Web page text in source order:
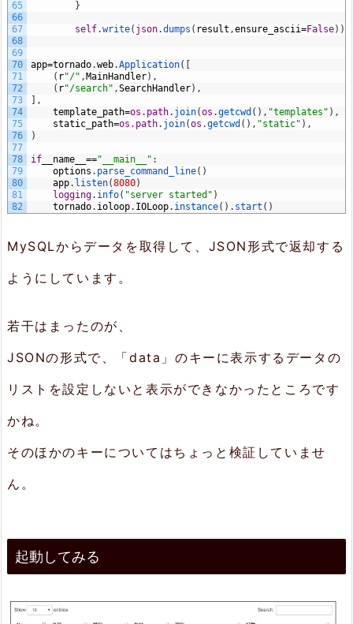
65
66
67
68
69
70
71
72
73
74
75
76
77
78
79
80
81
82
}
self.write( json.dumps ( result ,ensure_ascii=False) )
app=tornado.web.Application(
( r"/" , MainHandler) ,
( r"/search" ,SearchHandler) ,
,
template_path=os.path. join(os .getcwd ( ) , "templates" ) ,
static_path=os.path. join(os .getcwd ( ) , "static" ) ,
)
if __name__ =="__main__" :
options . parse_command_line( )
app. listen(8080)
logging. info( "server started" )
tornado. ioloop. IOLoop. instance( ) . start ( )
MySQLからデータを取得して、JSON形式で返却する
ようにしています。
若干はまったのが、
JSONの形式で、「data」のキーに表示するデータの
リストを設定しないと表示ができなかったところです
かね。
そのほかのキーについてはちょっと検証していませ
ん。
起動してみる